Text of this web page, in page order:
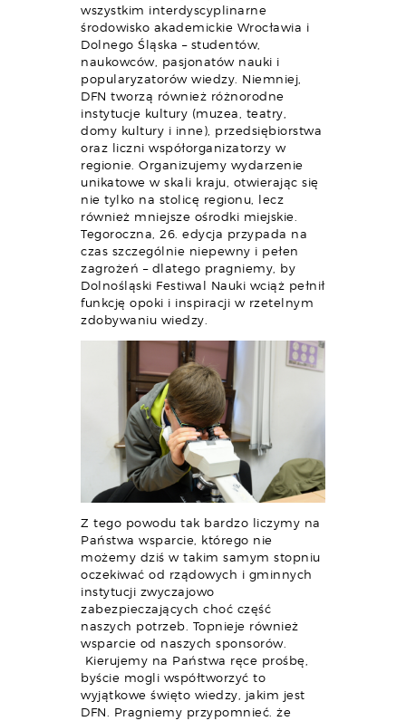
wszystkim interdyscyplinarne
środowisko akademickie Wrocławia i
Dolnego Śląska – studentów,
naukowców, pasjonatów nauki i
popularyzatorów wiedzy. Niemniej,
DFN tworzą również różnorodne
instytucje kultury (muzea, teatry,
domy kultury i inne), przedsiębiorstwa
oraz liczni współorganizatorzy w
regionie. Organizujemy wydarzenie
unikatowe w skali kraju, otwierając się
nie tylko na stolicę regionu, lecz
również mniejsze ośrodki miejskie.
Tegoroczna, 26. edycja przypada na
czas szczególnie niepewny i pełen
zagrożeń – dlatego pragniemy, by
Dolnośląski Festiwal Nauki wciąż pełnił
funkcję opoki i inspiracji w rzetelnym
zdobywaniu wiedzy.
Z tego powodu tak bardzo liczymy na
Państwa wsparcie, którego nie
możemy dziś w takim samym stopniu
oczekiwać od rządowych i gminnych
instytucji zwyczajowo
zabezpieczających choć część
naszych potrzeb. Topnieje również
wsparcie od naszych sponsorów.
Kierujemy na Państwa ręce prośbę,
byście mogli współtworzyć to
wyjątkowe święto wiedzy, jakim jest
DFN. Pragniemy przypomnieć. że